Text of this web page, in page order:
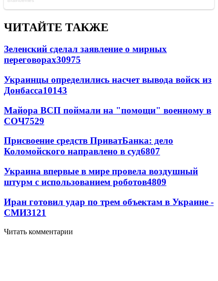
ЧИТАЙТЕ ТАКЖЕ
Зеленский сделал заявление о мирных
переговорах30975
Украинцы определились насчет вывода войск из
Донбасса10143
Майора ВСП поймали на "помощи" военному в
СОЧ7529
Присвоение средств ПриватБанка: дело
Коломойского направлено в суд6807
Украина впервые в мире провела воздушный
штурм с использованием роботов4809
Иран готовил удар по трем объектам в Украине -
СМИ3121
Читать комментарии